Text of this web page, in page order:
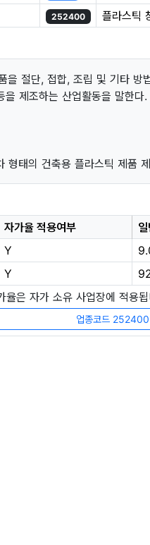
252400 플라스틱
을 절단, 접합, 조립 및 기타 방
제조하는 산업활동을 말한다.
형태의 건축용 플라스틱 제품
자가율 적용여부
Y
Y
은 자가 소유 사업장에 적용
업종코드 252400